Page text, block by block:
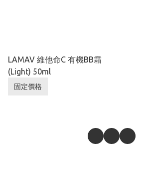
LAMAV 維他命C 有機BB霜
(Light) 50ml
固定價格